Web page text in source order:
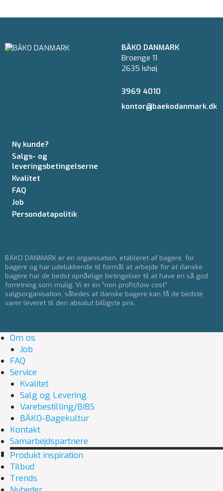
BÄKO DANMARK
Broenge 11
2635 Ishøj
3969 4010
kontor@baekodanmark.dk
Ny kunde?
Salgs- og
leveringsbetingelserne
Kvalitet
FAQ
Job
Persondatapolitik
BÄKO DANMARK er en organisation, etableret af bagere, for
bagere og har udelukkende til formål at arbejde for at danske
bagere har de bedst opnåelige betingelser til at have en så god
forretning som mulig. Vi er en ”non profit/low cost”
salgsorganisation, således at danske bagere kan få de bedste
varer leveret til den absolut billigste pris.
Om os
Job
FAQ
Service
Kvalitet
Salg og Levering
Varebestilling/BIBS
BÄKO-Bagekultur
Kontakt
Samarbejdspartnere
Produkt inspiration
Tilbud
Trends